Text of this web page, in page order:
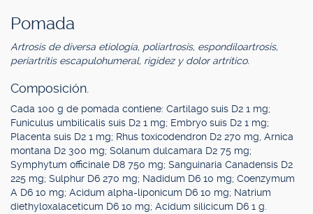
Pomada
Artrosis de diversa etiología, poliartrosis, espondiloartrosis,
periartritis escapulohumeral, rigidez y dolor artrítico.
Composición.
Cada 100 g de pomada contiene: Cartilago suis D2 1 mg;
Funiculus umbilicalis suis D2 1 mg; Embryo suis D2 1 mg;
Placenta suis D2 1 mg; Rhus toxicodendron D2 270 mg, Arnica
montana D2 300 mg; Solanum dulcamara D2 75 mg;
Symphytum officinale D8 750 mg; Sanguinaria Canadensis D2
225 mg; Sulphur D6 270 mg; Nadidum D6 10 mg; Coenzymum
A D6 10 mg; Acidum alpha-liponicum D6 10 mg; Natrium
diethyloxalaceticum D6 10 mg; Acidum silicicum D6 1 g.